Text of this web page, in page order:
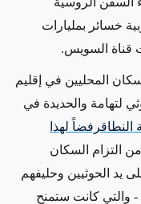
خسائر بمليارات
قناة السويس.
المحليين في إقليم
لتهامة والحديدة في
النطاقرفضاً لهذا
التزام السكان
يد الحوثيين وحليفهم
- والتي كانت ستمنح